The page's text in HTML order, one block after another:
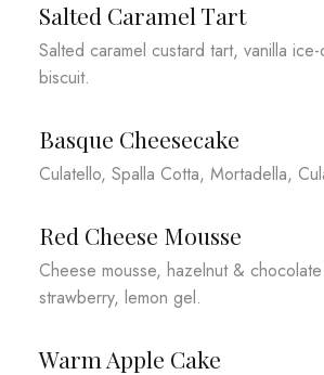
Salted Caramel Tart
Salted caramel custard tart, vanilla
biscuit.
Basque Cheesecake
Culatello, Spalla Cotta, Mortadella,
Red Cheese Mousse
Cheese mousse, hazelnut &
strawberry, lemon gel.
Warm Apple Cake